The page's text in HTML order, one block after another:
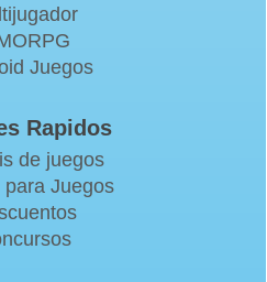
Juegos
Rapidos
de juegos
para Juegos